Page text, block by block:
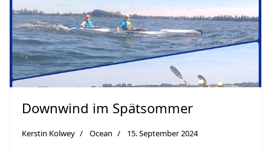
Downwind im Spätsommer
Kerstin Kolwey Ocean 15. September 2024